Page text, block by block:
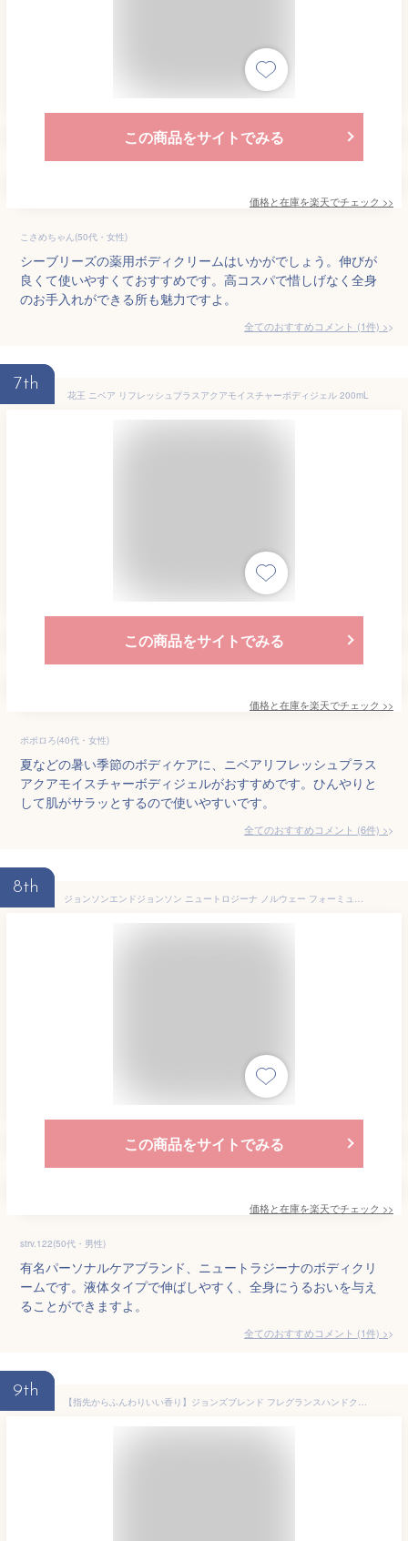
この商品をサイトでみる
価格と在庫を楽天でチェック >>
こさめちゃん(50代・女性)
シーブリーズの薬用ボディクリームはいかがでしょう。伸びが
良くて使いやすくておすすめです。高コスパで惜しげなく全身
のお手入れができる所も魅力ですよ。
全てのおすすめコメント (1件) >
7th
花王 ニベア リフレッシュプラスアクアモイスチャーボディジェル 200mL
この商品をサイトでみる
価格と在庫を楽天でチェック >>
ポポロろ(40代・女性)
夏などの暑い季節のボディケアに、ニベアリフレッシュプラス
アクアモイスチャーボディジェルがおすすめです。ひんやりと
して肌がサラッとするので使いやすいです。
全てのおすすめコメント (6件) >
8th
ジョンソンエンドジョンソン ニュートロジーナ ノルウェー フォーミュラ インテンスリペア ボディ エマルジョン 超乾燥肌用 無香料 (450mL) ボディローション ボディクリーム
この商品をサイトでみる
価格と在庫を楽天でチェック >>
strv.122(50代・男性)
有名パーソナルケアブランド、ニュートラジーナのボディクリ
ームです。液体タイプで伸ばしやすく、全身にうるおいを与え
ることができますよ。
全てのおすすめコメント (1件) >
9th
【指先からふんわりいい香り】ジョンズブレンド フレグランスハンドクリーム John's Blend Hand Cream ボディクリーム (oa-jon-75) ベタつない 香水 コンパクト パフューム 塗り香水 ホワイトムスク ボディケア おしゃれ アーベン 普段使い 実用的 2024年